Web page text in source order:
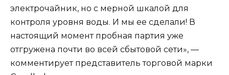
электрочайник, но с мерной шкалой для
контроля уровня воды. И мы ее сделали! В
настоящий момент пробная партия уже
отгружена почти во всей сбытовой сети»‎, —
комментирует представитель торговой марки